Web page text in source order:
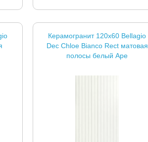
Керамогранит 120x60 Bellagio
Dec Chloe Bianco Rect матовая
полосы белый Ape